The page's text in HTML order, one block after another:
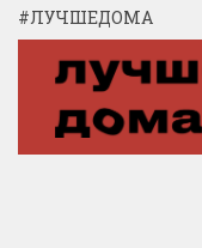
#ЛУЧШЕДОМА